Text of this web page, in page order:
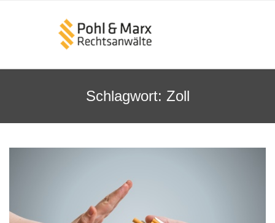
Schlagwort: Zoll